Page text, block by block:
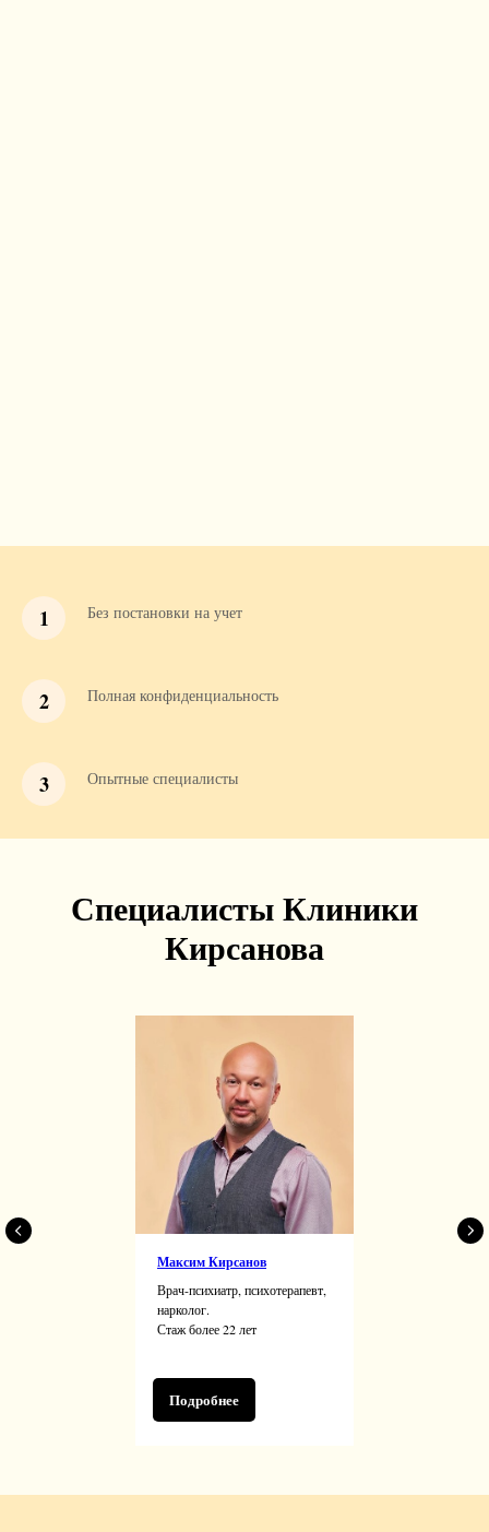
Без постановки на учет
Полная конфиденциальность
Опытные специалисты
Специалисты Клиники
Кирсанова
Максим Кирсанов
Врач-психиатр, психотерапевт,
нарколог.
Стаж более 22 лет
Подробнее